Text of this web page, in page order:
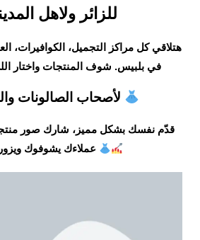
للزائر ولاهل
هتلاقي كل مراكز التجميل، الكوافيرات،
في بلبيس. شوف المنتجات واختار
قدّم نفسك بشكل مميز، شارك صور